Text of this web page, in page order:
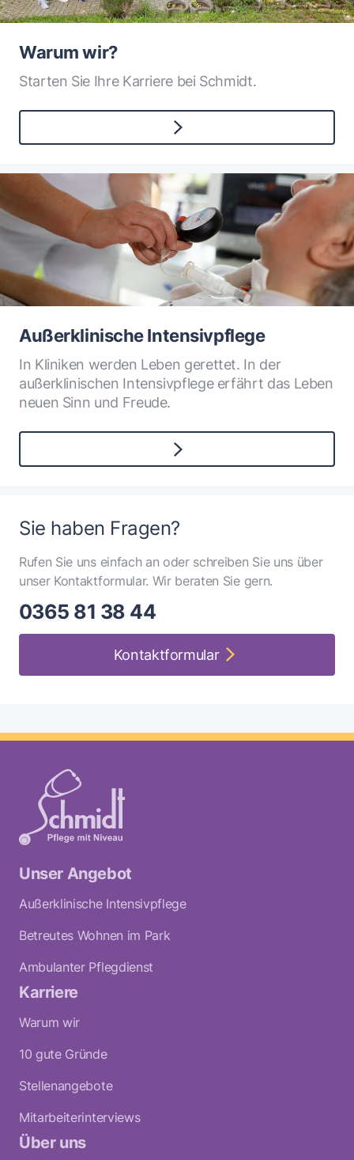
Sie haben Fragen?
Rufen Sie uns einfach an oder schreiben Sie uns über
unser Kontaktformular. Wir beraten Sie gern.
0365 81 38 44
Kontaktformular
Warum wir?
Starten Sie Ihre Karriere bei Schmidt.
Außerklinische Intensivpflege
In Kliniken werden Leben gerettet. In der
außerklinischen Intensivpflege erfährt das Leben
neuen Sinn und Freude.
Unser Angebot
Außerklinische Intensivpflege
Betreutes Wohnen im Park
Ambulanter Pflegdienst
Karriere
Warum wir
10 gute Gründe
Stellenangebote
Mitarbeiterinterviews
Über uns